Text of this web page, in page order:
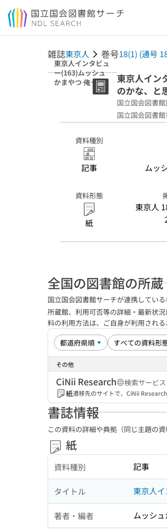
本文へ移動
雑誌東京人 巻号18(1) (通号
東京人インタビュ
ー(163)ムッシュ
かまやつ 俺って
リタイアしちゃっ
ックスしてます
東京人イン
のかな、と
国立国会図書
国立国会図書
資料種別
記事 ムッ
資料形態
紙
東京人
全国の図書館の所蔵
国立国会図書館サーチが連携してい
所蔵館、利用可否等の詳細・最新状
料の利用方法は、ご自身が利用され
その他
CiNii Research
検索サービス
紙遷移先のサイトで、CiNii
書誌情報
この資料の詳細や典拠（同じ主題の
紙
資料種別 記事
タイトル 東京人
著者・編者 ムッシ